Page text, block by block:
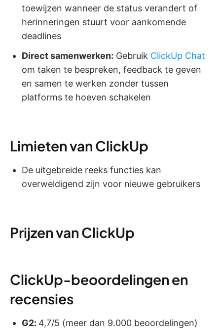
toewijzen wanneer de status verandert of
herinneringen stuurt voor aankomende
deadlines
Direct samenwerken: Gebruik ClickUp Chat
om taken te bespreken, feedback te geven
en samen te werken zonder tussen
platforms te hoeven schakelen
Limieten van ClickUp
De uitgebreide reeks functies kan
overweldigend zijn voor nieuwe gebruikers
Prijzen van ClickUp
ClickUp-beoordelingen en
recensies
G2: 4,7/5 (meer dan 9.000 beoordelingen)